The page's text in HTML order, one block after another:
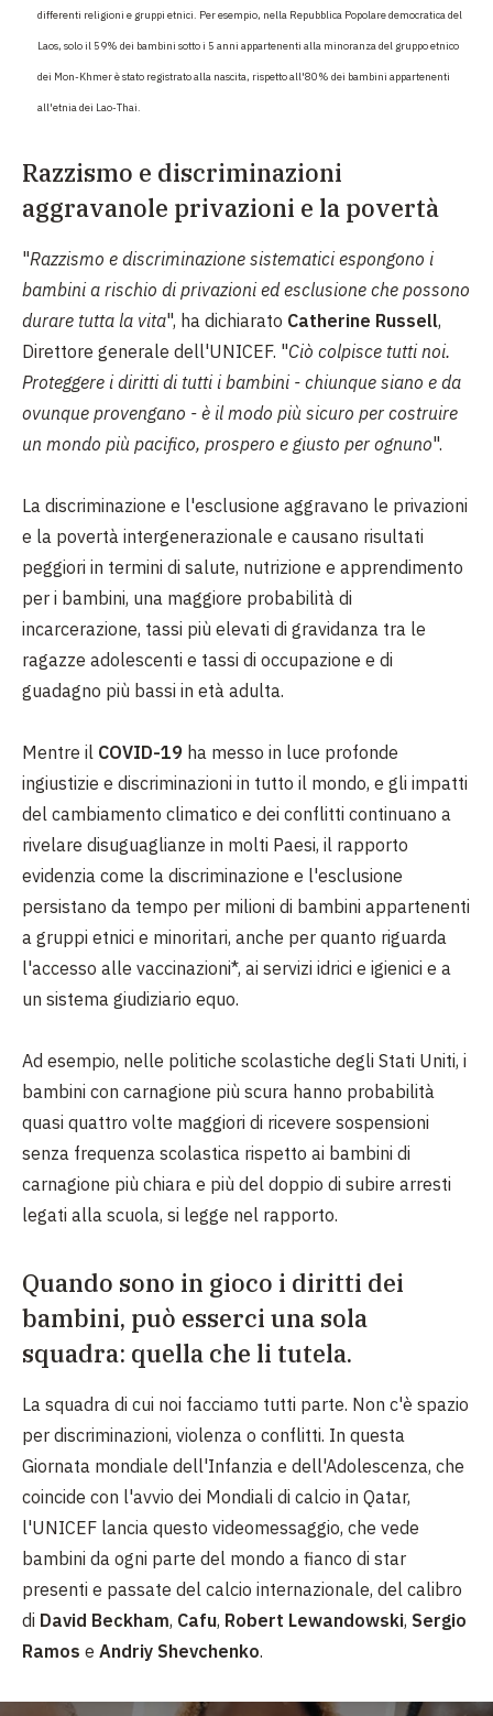
differenti religioni e gruppi etnici. Per esempio, nella Repubblica Popolare democratica del
Laos, solo il 59% dei bambini sotto i 5 anni appartenenti alla minoranza del gruppo etnico
dei Mon-Khmer è stato registrato alla nascita, rispetto all'80% dei bambini appartenenti
all'etnia dei Lao-Thai.
Razzismo e discriminazioni
aggravanole privazioni e la povertà
"Razzismo e discriminazione sistematici espongono i
bambini a rischio di privazioni ed esclusione che possono
durare tutta la vita", ha dichiarato Catherine Russell,
Direttore generale dell'UNICEF. "Ciò colpisce tutti noi.
Proteggere i diritti di tutti i bambini - chiunque siano e da
ovunque provengano - è il modo più sicuro per costruire
un mondo più pacifico, prospero e giusto per ognuno".
La discriminazione e l'esclusione aggravano le privazioni
e la povertà intergenerazionale e causano risultati
peggiori in termini di salute, nutrizione e apprendimento
per i bambini, una maggiore probabilità di
incarcerazione, tassi più elevati di gravidanza tra le
ragazze adolescenti e tassi di occupazione e di
guadagno più bassi in età adulta.
Mentre il COVID-19 ha messo in luce profonde
ingiustizie e discriminazioni in tutto il mondo, e gli impatti
del cambiamento climatico e dei conflitti continuano a
rivelare disuguaglianze in molti Paesi, il rapporto
evidenzia come la discriminazione e l'esclusione
persistano da tempo per milioni di bambini appartenenti
a gruppi etnici e minoritari, anche per quanto riguarda
l'accesso alle vaccinazioni*, ai servizi idrici e igienici e a
un sistema giudiziario equo.
Ad esempio, nelle politiche scolastiche degli Stati Uniti, i
bambini con carnagione più scura hanno probabilità
quasi quattro volte maggiori di ricevere sospensioni
senza frequenza scolastica rispetto ai bambini di
carnagione più chiara e più del doppio di subire arresti
legati alla scuola, si legge nel rapporto.
Quando sono in gioco i diritti dei
bambini, può esserci una sola
squadra: quella che li tutela.
La squadra di cui noi facciamo tutti parte. Non c'è spazio
per discriminazioni, violenza o conflitti. In questa
Giornata mondiale dell'Infanzia e dell'Adolescenza, che
coincide con l'avvio dei Mondiali di calcio in Qatar,
l'UNICEF lancia questo videomessaggio, che vede
bambini da ogni parte del mondo a fianco di star
presenti e passate del calcio internazionale, del calibro
di David Beckham, Cafu, Robert Lewandowski, Sergio
Ramos e Andriy Shevchenko.